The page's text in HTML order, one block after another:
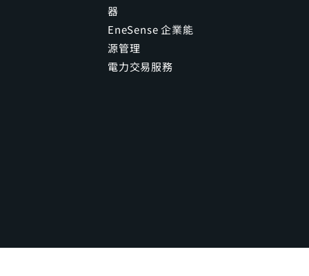
器
EneSense 企業能
源管理
電力交易服務